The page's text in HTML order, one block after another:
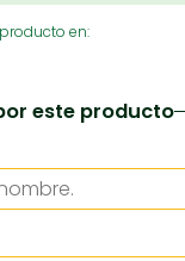
en:
este producto